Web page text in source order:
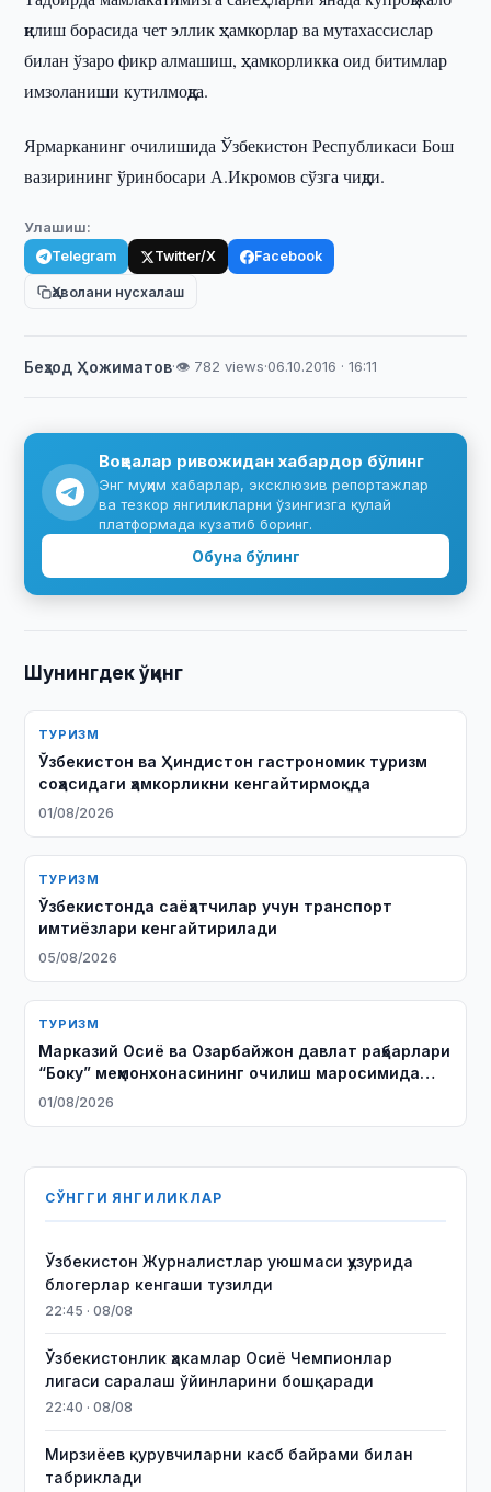
қилиш борасида чет эллик ҳамкорлар ва мутахассислар
билан ўзаро фикр алмашиш, ҳамкорликка оид битимлар
имзоланиши кутилмоқда.
Ярмарканинг очилишида Ўзбекистон Республикаси Бош
вазирининг ўринбосари А.Икромов сўзга чиқди.
Улашиш:
Telegram Twitter/X Facebook
Ҳаволани нусхалаш
Беҳзод Ҳожиматов·👁 782 views·06.10.2016 · 16:11
Воқеалар ривожидан хабардор бўлинг
Энг муҳим хабарлар, эксклюзив репортажлар
ва тезкор янгиликларни ўзингизга қулай
платформада кузатиб боринг.
Обуна бўлинг
Шунингдек ўқинг
ТУРИЗМ
Ўзбекистон ва Ҳиндистон гастрономик туризм
соҳасидаги ҳамкорликни кенгайтирмоқда
01/08/2026
ТУРИЗМ
Ўзбекистонда саёҳатчилар учун транспорт
имтиёзлари кенгайтирилади
05/08/2026
ТУРИЗМ
Марказий Осиё ва Озарбайжон давлат раҳбарлари
“Боку” меҳмонхонасининг очилиш маросимида
иштирок этдилар
01/08/2026
СЎНГГИ ЯНГИЛИКЛАР
Ўзбекистон Журналистлар уюшмаси ҳузурида
блогерлар кенгаши тузилди
22:45 · 08/08
Ўзбекистонлик ҳакамлар Осиё Чемпионлар
лигаси саралаш ўйинларини бошқаради
22:40 · 08/08
Мирзиёев қурувчиларни касб байрами билан
табриклади